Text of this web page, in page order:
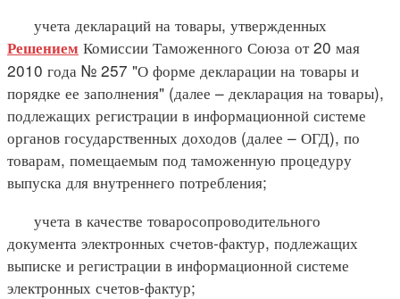
учета деклараций на товары, утвержденных
Решением Комиссии Таможенного Союза от 20 мая
2010 года № 257 "О форме декларации на товары и
порядке ее заполнения" (далее – декларация на товары),
подлежащих регистрации в информационной системе
органов государственных доходов (далее – ОГД), по
товарам, помещаемым под таможенную процедуру
выпуска для внутреннего потребления;
учета в качестве товаросопроводительного
документа электронных счетов-фактур, подлежащих
выписке и регистрации в информационной системе
электронных счетов-фактур;